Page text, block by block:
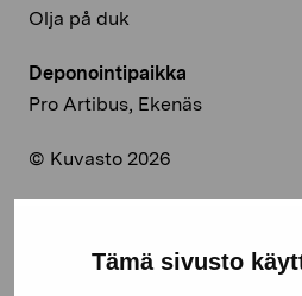
Tämä sivusto
Olja på duk
Deponointipaikka
Pro Artibus, Ekenäs
© Kuvasto 2026